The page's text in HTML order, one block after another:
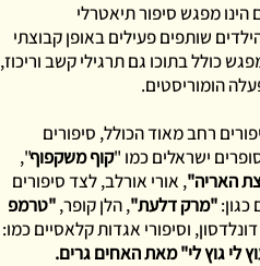
מפגש סיפור תיאטרלי
שותפים פעילים באופן קבוצתי
כולל בתוכו גם תרגילי קשב וריכוז,
הומוריסטים.
רחב מאוד הכולל, סיפורים
ישראלים כמו "קוף משקפוף",
האריה", אורי אורלב, לצד סיפורים
"מרק דלעת", הלן קופר,"טרמפ
וסיפורי אגדות קלאסיים כמו:
לי גוץ לי" מאת האחים גרים.